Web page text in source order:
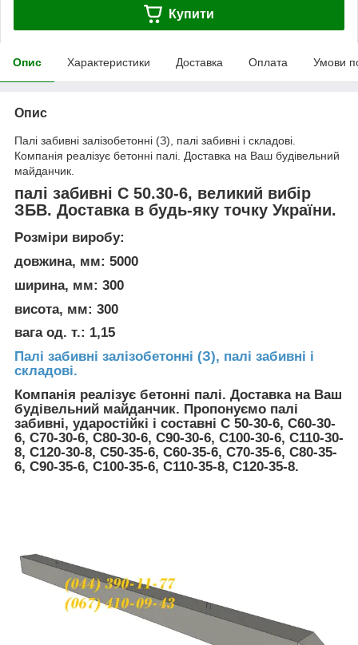
Купити
Опис Характеристики Доставка Оплата Умови
Опис
Палі забивні залізобетонні (З), палі забивні і складові.
Компанія реалізує бетонні палі. Доставка на Ваш будівельний
майданчик.
палі забивні С 50.30-6, великий вибір
ЗБВ. Доставка в будь-яку точку України.
Розміри виробу:
довжина, мм: 5000
ширина, мм: 300
висота, мм: 300
вага од. т.: 1,15
Палі забивні залізобетонні (З), палі забивні і
складові.
Компанія реалізує бетонні палі. Доставка на Ваш
будівельний майданчик. Пропонуємо палі
забивні, ударостійкі і составні С 50-30-6, С60-30-
6, С70-30-6, С80-30-6, С90-30-6, С100-30-6, С110-30-
8, С120-30-8, С50-35-6, С60-35-6, С70-35-6, С80-35-
6, С90-35-6, С100-35-6, С110-35-8, С120-35-8.